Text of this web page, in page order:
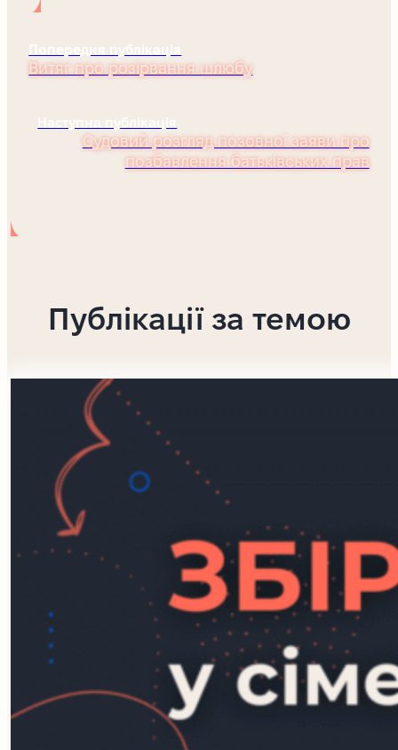
Попередня публікація
Витяг про розірвання шлюбу
Наступна публікація
Судовий розгляд позовної заяви про
позбавлення батьківських прав
Публікації за темою